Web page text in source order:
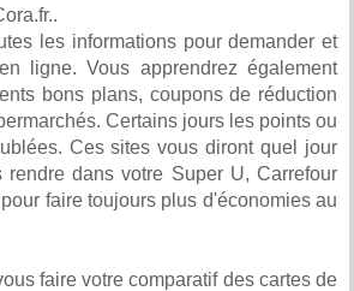
les informations pour demander et
ligne. Vous apprendrez également
bons plans, coupons de réduction
Certains jours les points ou
Ces sites vous diront quel jour
dans votre Super U, Carrefour
faire toujours plus d'économies au
faire votre comparatif des cartes de